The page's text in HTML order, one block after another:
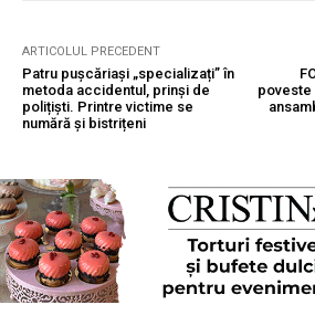
ARTICOLUL PRECEDENT
Patru pușcăriași „specializați” în
metoda accidentul, prinși de
polițiști. Printre victime se
numără și bistrițeni
poveste